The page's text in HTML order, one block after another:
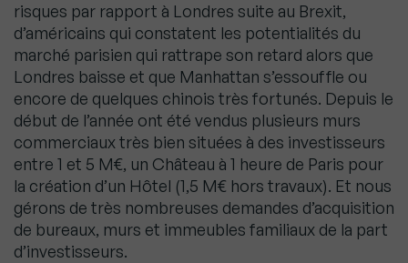
risques par rapport à Londres suite au Brexit,
d’américains qui constatent les potentialités du
marché parisien qui rattrape son retard alors que
Londres baisse et que Manhattan s’essouffle ou
encore de quelques chinois très fortunés. Depuis le
début de l’année ont été vendus plusieurs murs
commerciaux très bien situées à des investisseurs
entre 1 et 5 M€, un Château à 1 heure de Paris pour
la création d’un Hôtel (1,5 M€ hors travaux). Et nous
gérons de très nombreuses demandes d’acquisition
de bureaux, murs et immeubles familiaux de la part
d’investisseurs.